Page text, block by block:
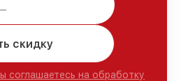
скидку
соглашаетесь на обработку